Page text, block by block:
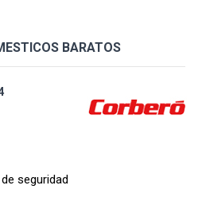
BARATOS
seguridad